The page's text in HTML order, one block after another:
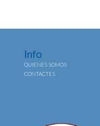
Info
QUIENES SOMOS
CONTACTES